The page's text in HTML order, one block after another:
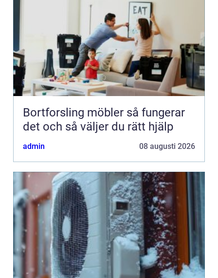
Bortforsling möbler så fungerar
det och så väljer du rätt hjälp
admin 08 augusti 2026